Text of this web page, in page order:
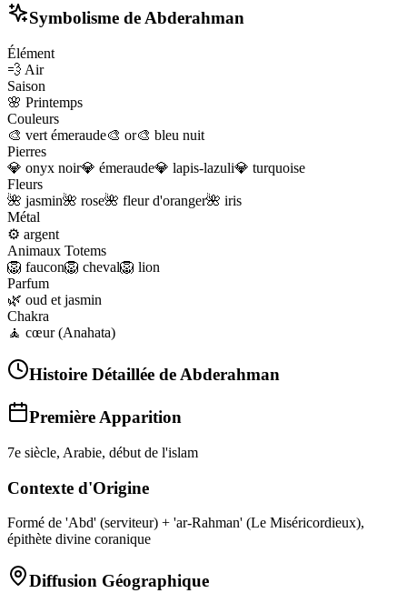
Symbolisme de Abderahman
Élément
💨 Air
Saison
🌸 Printemps
Couleurs
🎨 vert émeraude🎨 or🎨 bleu nuit
Pierres
💎 onyx noir💎 émeraude💎 lapis-lazuli💎 turquoise
Fleurs
🌺 jasmin🌺 rose🌺 fleur d'oranger🌺 iris
Métal
⚙️ argent
Animaux Totems
🦁 faucon🦁 cheval🦁 lion
Parfum
🌿 oud et jasmin
Chakra
🧘 cœur (Anahata)
Histoire Détaillée de Abderahman
Première Apparition
7e siècle, Arabie, début de l'islam
Contexte d'Origine
Formé de 'Abd' (serviteur) + 'ar‑Rahman' (Le Miséricordieux),
épithète divine coranique
Diffusion Géographique